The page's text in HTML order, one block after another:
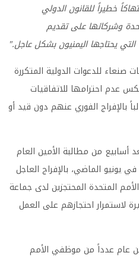
خطيراً للقانون الدولي
وشركائها على تقديم
التي يحتاجها اليمنيون بشكل عاجل."
للدعوات الدولية المتكررة
عدم احترامها للاتفاقيات
بالإفراج الفوري عنهم دون قيد أو
أسابيع من مطالبة الأمين العام
يونيو الماضي، بالإفراج العاجل
المتحدة المحتجزين لدى جماعة
لاستمرار احتجازهم على العمل
عام عدداً من موظفي الأمم